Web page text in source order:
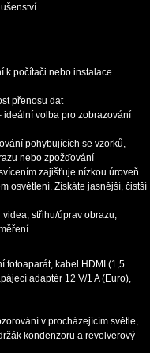
k počítači nebo instalace
přenosu dat
ideální volba pro zobrazování
pohybujících se vzorků,
nebo zpožďování
zajišťuje nízkou úroveň
osvětlení. Získáte jasnější, čistší
střihu/úprav obrazu,
fotoaparát, kabel HDMI (1,5
adaptér 12 V/1 A (Euro),
v procházejícím světle,
kondenzoru a revolverový